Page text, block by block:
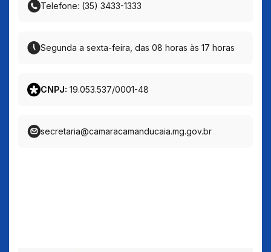
Telefone: (35) 3433-1333
Segunda a sexta-feira, das 08 horas às 17 horas
CNPJ: 19.053.537/0001-48
secretaria@camaracamanducaia.mg.gov.br